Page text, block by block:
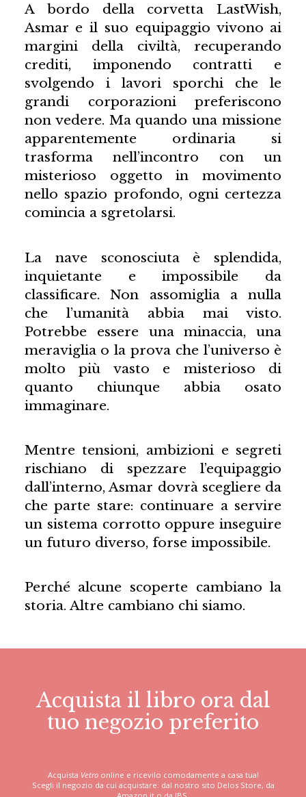
A bordo della corvetta LastWish,
Asmar e il suo equipaggio vivono ai
margini della civiltà, recuperando
crediti, imponendo contratti e
svolgendo i lavori sporchi che le
grandi corporazioni preferiscono
non vedere. Ma quando una missione
apparentemente ordinaria si
trasforma nell’incontro con un
misterioso oggetto in movimento
nello spazio profondo, ogni certezza
comincia a sgretolarsi.
La nave sconosciuta è splendida,
inquietante e impossibile da
classificare. Non assomiglia a nulla
che l’umanità abbia mai visto.
Potrebbe essere una minaccia, una
meraviglia o la prova che l’universo è
molto più vasto e misterioso di
quanto chiunque abbia osato
immaginare.
Mentre tensioni, ambizioni e segreti
rischiano di spezzare l’equipaggio
dall’interno, Asmar dovrà scegliere da
che parte stare: continuare a servire
un sistema corrotto oppure inseguire
un futuro diverso, forse impossibile.
Perché alcune scoperte cambiano la
storia. Altre cambiano chi siamo.
Acquista il libro ora dal
tuo negozio preferito
Acquista Vetroonline e ricevilo comodamente a casa tua!
Scegli il negozio da cui acquistare: dal nostro sito Delos Store, da